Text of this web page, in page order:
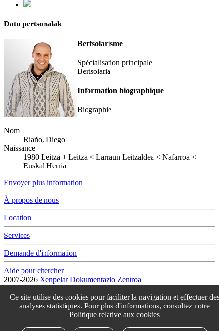
Datu pertsonalak
Nom
Riaño, Diego
Naissance
1980 Leitza + Leitza < Larraun Leitzaldea < Nafarroa <
Euskal Herria
Bertsolarisme
Spécialisation principale
Bertsolaria
Information biographique
Biographie
Envoyer plus information
À propos de nous
Location
Services
Demande d'information
Aide pour chercher
2007-2026 Xenpelar Dokumentazio Zentroa
T. (+34) 943 69 42 77 / F. (+34) 943 69 30 41 / xenpelar [a bildua]
bertsozale.eus /Lege oharra/Pribatutasun politika/Cookie politika
Babesle eta laguntzaileak/Changer les paramétres des cookies
Ce site utilise des cookies pour faciliter la navigation et effectuer des
analyses statistiques. Pour plus d'informations, consultez notre
Politique relative aux cookies